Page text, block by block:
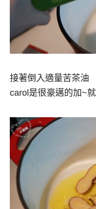
接著倒入適量苦茶油
carol是很豪邁的加~